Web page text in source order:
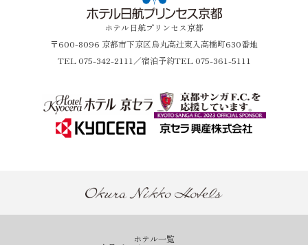
ホテル日航プリンセス京都
〒600-8096 京都市下京区烏丸高辻東入高橋町630番地
TEL075-342-2111／宿泊予約TEL 075-361-5111
ホテル一覧